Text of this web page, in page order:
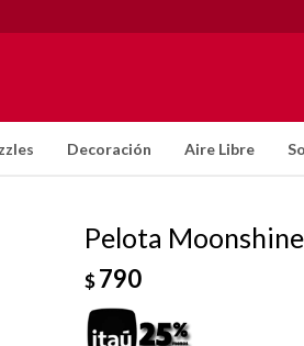
Decoración Aire Libre
Pelota
$790